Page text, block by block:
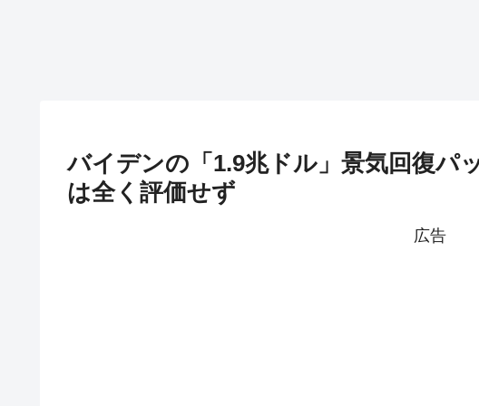
バイデンの「1.9兆ドル」景気回復パ
は全く評価せず
広告